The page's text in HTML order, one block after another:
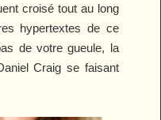
croisé tout au long
hypertextes de ce
de votre gueule, la
Craig se faisant